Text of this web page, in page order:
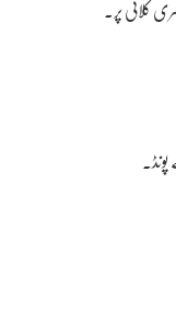
کلائی پر۔